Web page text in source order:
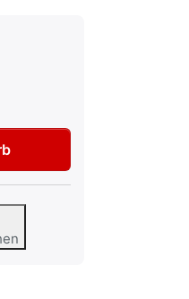
Mineral Grey met.